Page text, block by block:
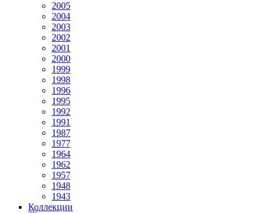
2005
2004
2003
2002
2001
2000
1999
1998
1996
1995
1992
1991
1987
1977
1964
1962
1957
1948
1943
Коллекции